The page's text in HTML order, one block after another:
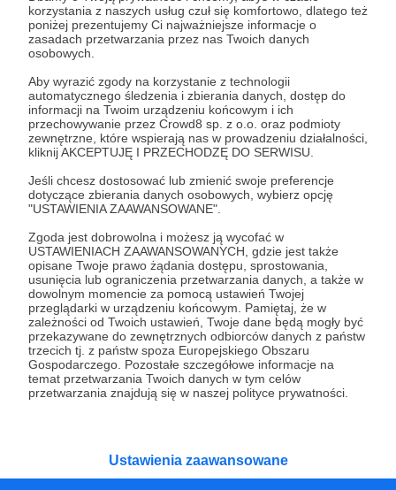
korzystania z naszych usług czuł się komfortowo, dlatego też
poniżej prezentujemy Ci najważniejsze informacje o
zasadach przetwarzania przez nas Twoich danych
osobowych.
Aby wyrazić zgody na korzystanie z technologii
automatycznego śledzenia i zbierania danych, dostęp do
informacji na Twoim urządzeniu końcowym i ich
przechowywanie przez Crowd8 sp. z o.o. oraz podmioty
zewnętrzne, które wspierają nas w prowadzeniu działalności,
kliknij AKCEPTUJĘ I PRZECHODZĘ DO SERWISU.
Jeśli chcesz dostosować lub zmienić swoje preferencje
dotyczące zbierania danych osobowych, wybierz opcję
"USTAWIENIA ZAAWANSOWANE".
Zgoda jest dobrowolna i możesz ją wycofać w
USTAWIENIACH ZAAWANSOWANYCH, gdzie jest także
opisane Twoje prawo żądania dostępu, sprostowania,
usunięcia lub ograniczenia przetwarzania danych, a także w
dowolnym momencie za pomocą ustawień Twojej
przeglądarki w urządzeniu końcowym. Pamiętaj, że w
zależności od Twoich ustawień, Twoje dane będą mogły być
przekazywane do zewnętrznych odbiorców danych z państw
trzecich tj. z państw spoza Europejskiego Obszaru
Gospodarczego. Pozostałe szczegółowe informacje na
temat przetwarzania Twoich danych w tym celów
przetwarzania znajdują się w naszej polityce prywatności.
Ustawienia zaawansowane
W Patronite od 03.04.2020
Patronatów:2
Miesięczne wsparcie:15 zł
Łączne wsparcie: 595 zł
Kategorie
O Patronite
Dodatkowe produkty
Pomoc